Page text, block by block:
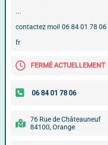
...
contactez moi! 06 84 01 78
fr
FERMÉ ACTUELLEMENT
76 Rue de Châteauneuf
84100, Orange